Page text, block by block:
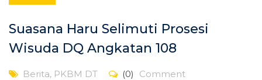
Suasana Haru Selimuti Prosesi
Wisuda DQ Angkatan 108
Berita, PKBM DT (0) Comment